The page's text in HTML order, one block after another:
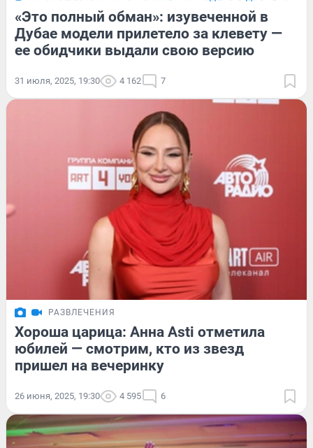
«Это полный обман»: изувеченной в
Дубае модели прилетело за клевету —
ее обидчики выдали свою версию
31 июля, 2025, 19:30 4 162 7
РАЗВЛЕЧЕНИЯ
Хороша царица: Анна Asti отметила
юбилей — смотрим, кто из звезд
пришел на вечеринку
26 июня, 2025, 19:30 4 595 6